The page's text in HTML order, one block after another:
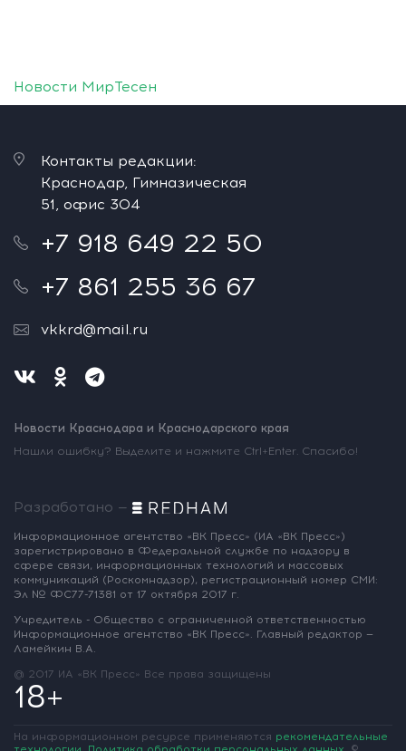
Новости МирТесен
Контакты редакции:
Краснодар, Гимназическая
51, офис 304
+7 918 649 22 50
+7 861 255 36 67
vkkrd@mail.ru
Новости Краснодара и Краснодарского края
Нашли ошибку? Выделите и нажмите Ctrl+Enter. Спасибо!
Разработано —
Информационное агентство «ВК Пресс» (ИА «ВК Пресс»)
зарегистрировано в Федеральной службе по надзору в
сфере связи, информационных технологий и массовых
коммуникаций (Роскомнадзор), регистрационный номер СМИ:
Эл № ФС77-71381 от 17 октября 2017 г.
Учредитель - Общество с ограниченной ответственностью
Информационное агентство «ВК Пресс». Главный редактор —
Ламейкин В.А.
@ 2017 ИА «ВК Пресс» Все права защищены
18+
На информационном ресурсе применяются рекомендательные